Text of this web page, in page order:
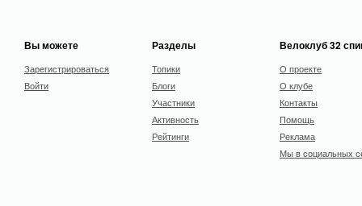
Вы можете
Зарегистрироваться
Войти
Разделы
Топики
Блоги
Участники
Активность
Рейтинги
Велоклуб 32
О проекте
О клубе
Контакты
Помощь
Реклама
Мы в социальных